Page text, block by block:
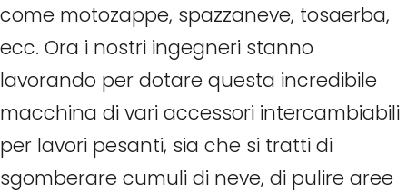
come motozappe, spazzaneve, tosaerba,
ecc. Ora i nostri ingegneri stanno
lavorando per dotare questa incredibile
macchina di vari accessori intercambiabili
per lavori pesanti, sia che si tratti di
sgomberare cumuli di neve, di pulire aree